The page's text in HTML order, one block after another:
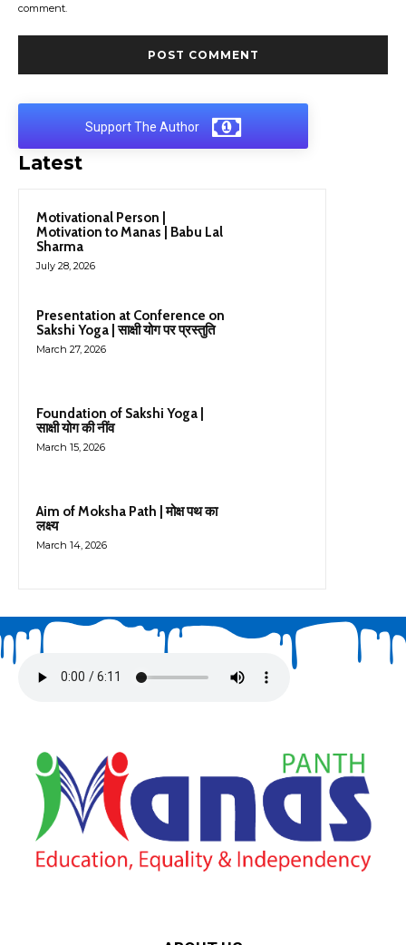
comment.
Support The Author
Latest
Motivational Person |
Motivation to Manas | Babu Lal
Sharma
July 28, 2026
Presentation at Conference on
Sakshi Yoga | साक्षी योग पर प्रस्तुति
March 27, 2026
Foundation of Sakshi Yoga |
साक्षी योग की नींव
March 15, 2026
Aim of Moksha Path | मोक्ष पथ का
लक्ष्य
March 14, 2026